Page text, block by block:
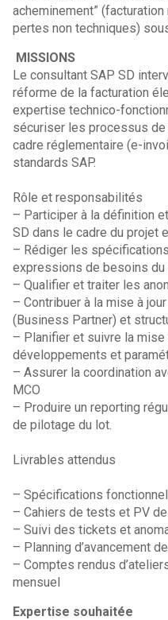
acheminement”
pertes non techniques)
MISSIONS
Le consultant SAP SD
réforme de la facturation
expertise technico-
sécuriser les processus
cadre réglementaire (e-
standards SAP.
Rôle et responsabilités
– Participer à la définition
SD dans le cadre du projet
– Rédiger les
expressions de besoins du
– Qualifier et traiter les
– Contribuer à la mise à
(Business Partner) et
– Planifier et suivre la
développements et
– Assurer la coordination
MCO
– Produire un reporting
de pilotage du lot.
Livrables attendus
– Spécifications
– Cahiers de tests et PV
– Suivi des tickets et
– Planning d’avancement
– Comptes rendus
mensuel
Expertise souhaitée